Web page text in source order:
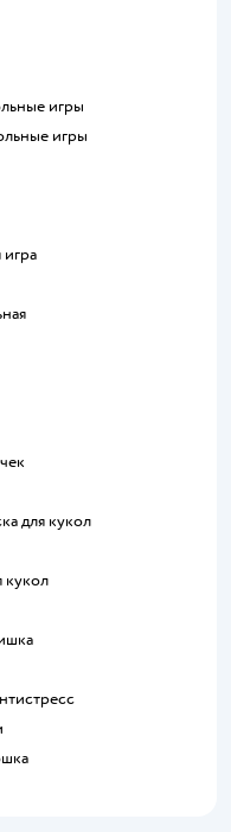
игры
игры
игра
для кукол
кукол